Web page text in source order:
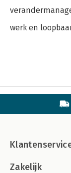
werk en
Zakelijk